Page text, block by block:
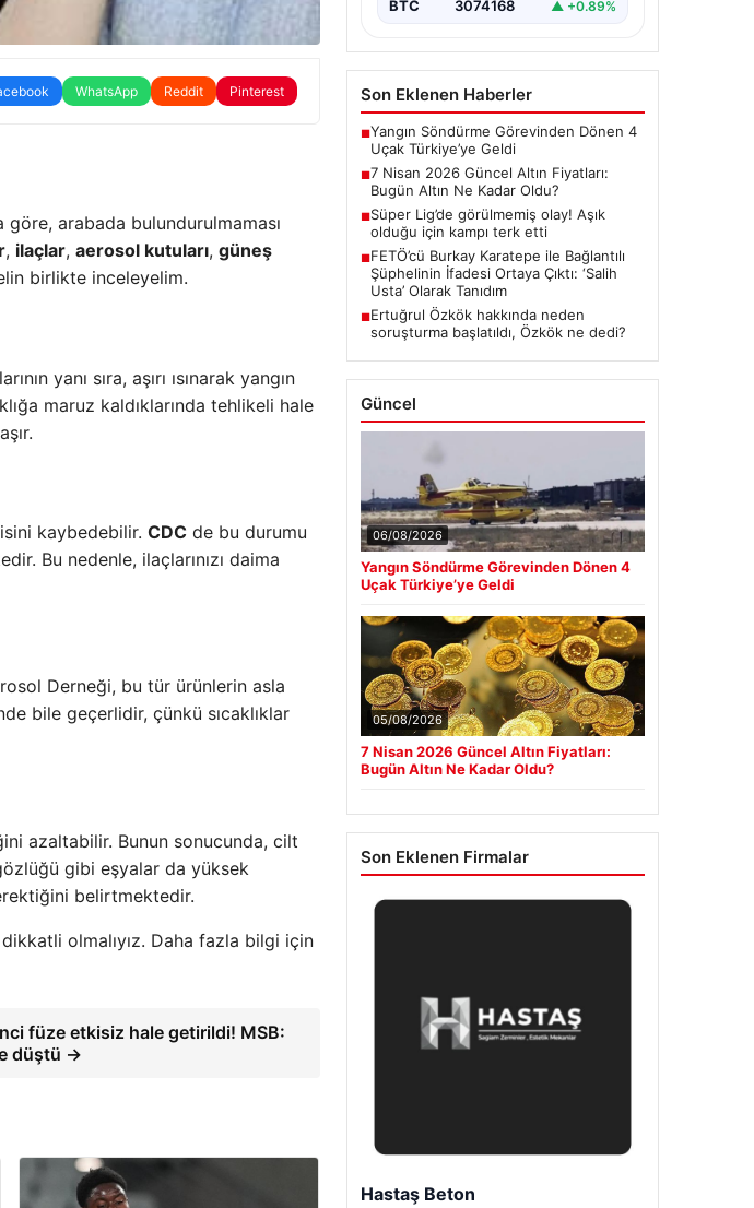
WhatsApp Reddit Pinterest
arabada bulundurulmaması
, ilaçlar, aerosol kutuları, güneş
birlikte inceleyelim.
yanı sıra, aşırı ısınarak yangın
maruz kaldıklarında tehlikeli hale
kaybedebilir. CDC de bu durumu
Bu nedenle, ilaçlarınızı daima
Derneği, bu tür ürünlerin asla
bile geçerlidir, çünkü sıcaklıklar
azaltabilir. Bunun sonucunda, cilt
gibi eşyalar da yüksek
belirtmektedir.
olmalıyız. Daha fazla bilgi için
füze etkisiz hale getirildi! MSB:
düştü →
BTC 3074168 ▲ +0.89%
Son Eklenen Haberler
■Yangın Söndürme Görevinden Dönen 4
Uçak Türkiye’ye Geldi
■7 Nisan 2026 Güncel Altın Fiyatları:
Bugün Altın Ne Kadar Oldu?
■Süper Lig’de görülmemiş olay! Aşık
olduğu için kampı terk etti
■FETÖ’cü Burkay Karatepe ile Bağlantılı
Şüphelinin İfadesi Ortaya Çıktı: ‘Salih
Usta’ Olarak Tanıdım
■Ertuğrul Özkök hakkında neden
soruşturma başlatıldı, Özkök ne dedi?
Güncel
06/08/2026
Yangın Söndürme Görevinden Dönen 4
Uçak Türkiye’ye Geldi
05/08/2026
7 Nisan 2026 Güncel Altın Fiyatları:
Bugün Altın Ne Kadar Oldu?
Son Eklenen Firmalar
Enes Kaplan Avukatlık Bürosu